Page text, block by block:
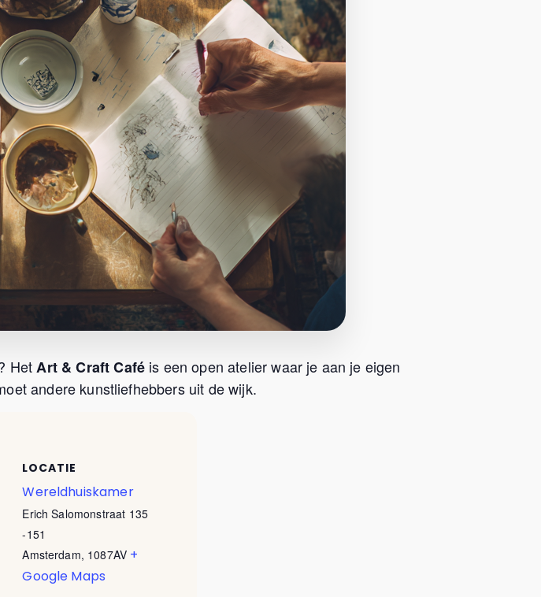
Het Art & Craft Caféis een open atelier waar je aan je eigen
andere kunstliefhebbers uit de wijk.
LOCATIE
Wereldhuiskamer
Erich Salomonstraat 135
-151
Amsterdam, 1087AV +
Google Maps